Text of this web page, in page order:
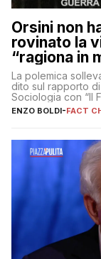
Orsini non
rovinato la
“ragiona in
La polemica
dito sul rapporto
Sociologia con “Il
erano volati stracci
ENZO BOLDI-FACT